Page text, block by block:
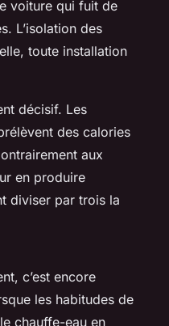
voiture qui fuit de
L’isolation des
toute installation
décisif. Les
des calories
aux
en produire
diviser par trois la
c’est encore
les habitudes de
chauffe-eau en